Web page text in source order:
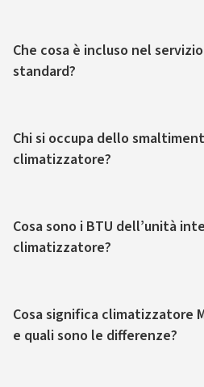
Che cosa è incluso nel
standard?
Chi si occupa dello
climatizzatore?
Cosa sono i BTU dell’unità
climatizzatore?
Cosa significa climatizzatore
e quali sono le differenze?